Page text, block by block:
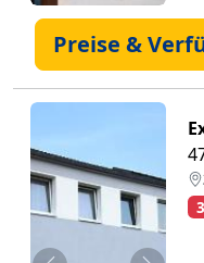
Preise &